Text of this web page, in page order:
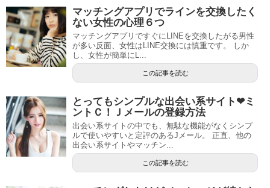
マッチングアプリでラインを交換したく
ない女性の心理６つ
マッチングアプリですぐにLINEを交換したがる男性
が多い反面、女性はLINE交換には慎重です。 しか
し、女性が簡単にL...
この記事を読む
とってもシンプルな出会い系サイト❤ミ
ントＣ！Ｊメールの登録方法
出会い系サイトの中でも、無駄な機能がなくシンプ
ルで使いやすいと定評のあるJメール。 正直、他の
出会い系サイトやマッチン...
この記事を読む